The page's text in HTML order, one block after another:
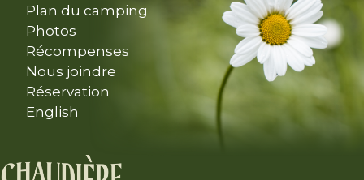
Plan du camping
Photos
Récompenses
Nous joindre
Réservation
English